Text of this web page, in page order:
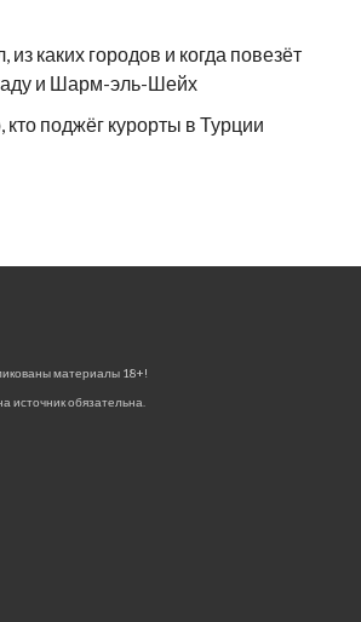
из каких городов и когда повезёт
и Шарм-эль-Шейх
кто поджёг курорты в Турции
материалы 18+!
источник обязательна.